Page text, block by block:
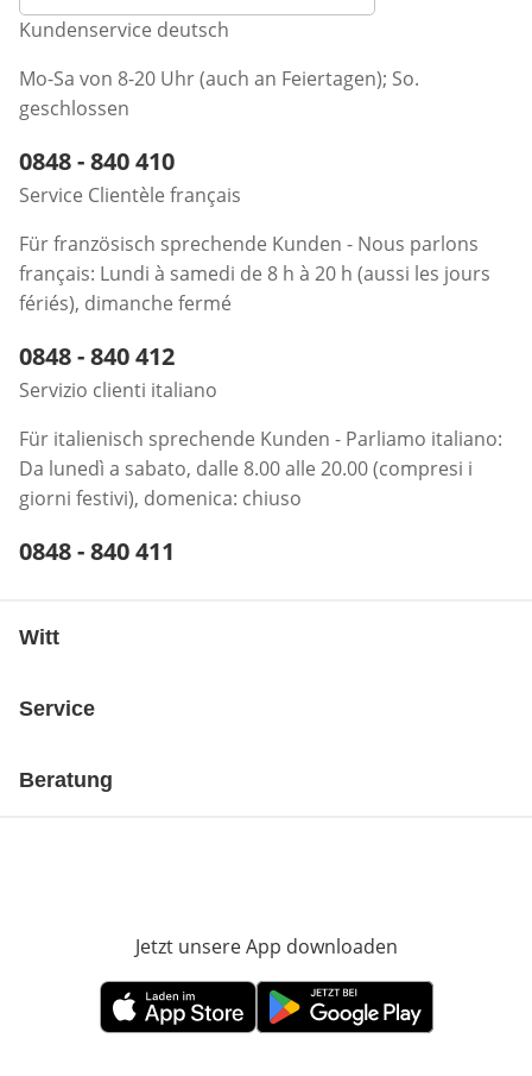
Kundenservice deutsch
Mo-Sa von 8-20 Uhr (auch an Feiertagen); So.
geschlossen
Telefonnummer:
0848 - 840 410
Service Clientèle français
Für französisch sprechende Kunden - Nous parlons
français: Lundi à samedi de 8 h à 20 h (aussi les jours
fériés), dimanche fermé
Telefonnummer:
0848 - 840 412
Servizio clienti italiano
Für italienisch sprechende Kunden - Parliamo italiano:
Da lunedì a sabato, dalle 8.00 alle 20.00 (compresi i
giorni festivi), domenica: chiuso
Telefonnummer:
0848 - 840 411
Witt
Service
Beratung
Jetzt unsere App downloaden
Öffnet in neuem FensterÖffnet in neuem Fenster